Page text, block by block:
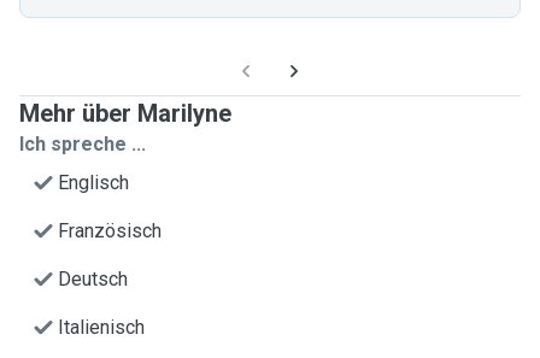
Mehr über Marilyne
Ich spreche ...
Englisch
Französisch
Deutsch
Italienisch